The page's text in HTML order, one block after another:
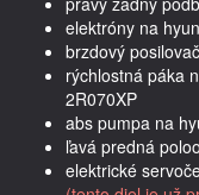
elektróny na
brzdový
rýchlostná páka
2R070XP
abs pumpa na
ľavá predná
elektrické